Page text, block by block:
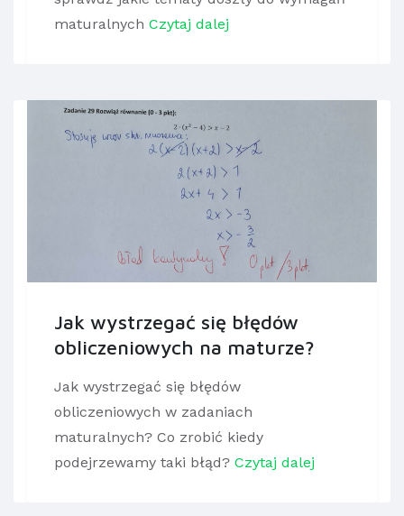
maturalnych Czytaj dalej
Jak wystrzegać się błędów
obliczeniowych na maturze?
Jak wystrzegać się błędów
obliczeniowych w zadaniach
maturalnych? Co zrobić kiedy
podejrzewamy taki błąd? Czytaj dalej